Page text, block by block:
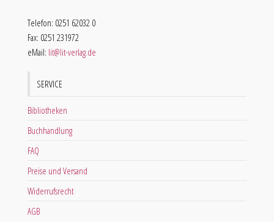
Telefon: 0251 62032 0
Fax: 0251 231972
eMail: lit@lit-verlag.de
SERVICE
Bibliotheken
Buchhandlung
FAQ
Preise und Versand
Widerrufsrecht
AGB